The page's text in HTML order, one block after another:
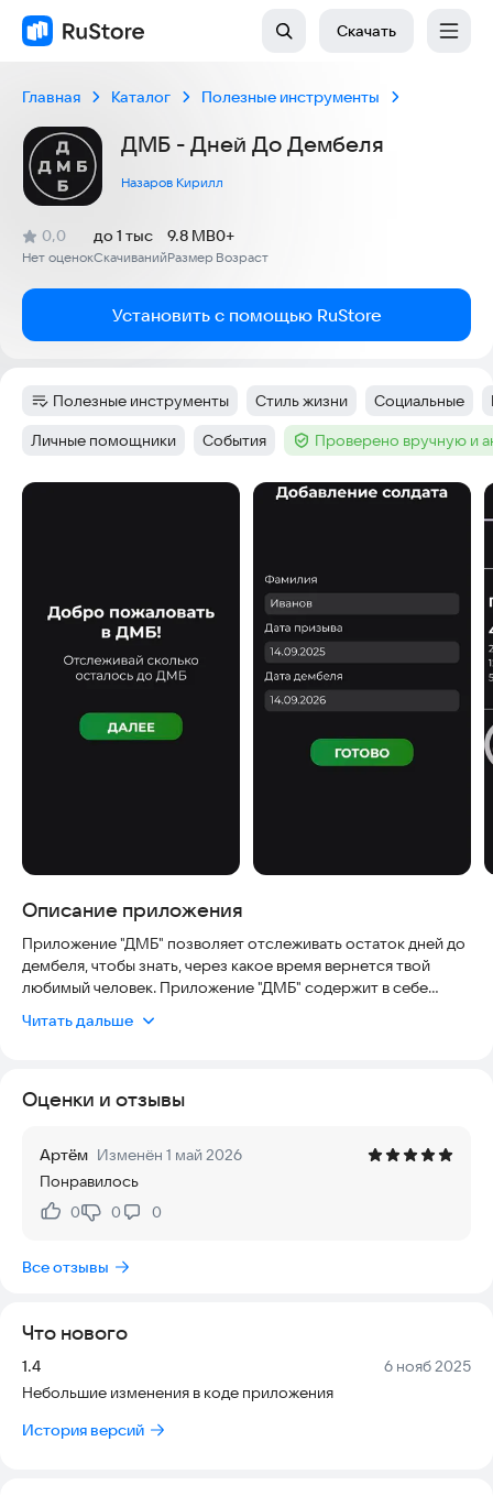
Скачать
Главная Каталог Полезные инструменты
ДМБ - Дней До Дембеля
Назаров Кирилл
Рейтинг:
0,0
(
Нет оценок
)
Скачиваний
до 1 тыс
Размер
9.8 MB
Возраст
0+
Установить с помощью RuStore
Категория:
Полезные инструменты Тег:
Стиль жизни Тег:
Социальные
Тег:
Личные помощники Тег:
События Тег :Проверено вручную и
Скриншоты
Описание приложения
Приложение "ДМБ" позволяет отслеживать остаток дней до
дембеля, чтобы знать, через какое время вернется твой
любимый человек. Приложение "ДМБ" содержит в себе
Читать дальше
Оценки и отзывы
Артём Изменён 1 май 2026
Понравилось
Нравится:
0Не нравится:
0 0
Все отзывы
Что нового
Версия:
1.4 Дата:
6 нояб 2025
Небольшие изменения в коде приложения
История версий